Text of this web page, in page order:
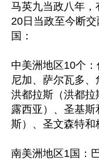
马英九当政八年，
20日当政至今断
国：
中美洲地区10个
尼加、萨尔瓦多、
洪都拉斯（洪都
露西亚）、圣基
斯）、圣文森特和
南美洲地区1国：